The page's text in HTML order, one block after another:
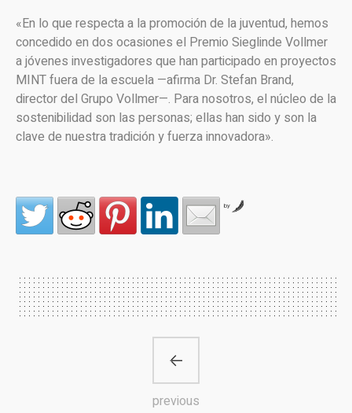
«En lo que respecta a la promoción de la juventud, hemos
concedido en dos ocasiones el Premio Sieglinde Vollmer
a jóvenes investigadores que han participado en proyectos
MINT fuera de la escuela —afirma Dr. Stefan Brand,
director del Grupo Vollmer—. Para nosotros, el núcleo de la
sostenibilidad son las personas; ellas han sido y son la
clave de nuestra tradición y fuerza innovadora».
by
previous